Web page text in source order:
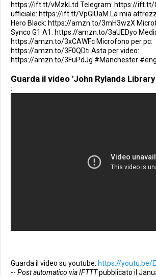
https://ift.tt/vMzkLtd Telegram: https://ift.tt/
ufficiale: https://ift.tt/VpGlUaM La mia
Hero Black: https://amzn.to/3mH3wzX
Synco G1 A1: https://amzn.to/3aUEDyo
https://amzn.to/3xCAWFc Microfono per pc:
https://amzn.to/3F0QDti Asta per video:
https://amzn.to/3FuPdJg #Manchester
Guarda il video 'John Rylands
:
Guarda il video su youtube: https://youtu.be/
-- Post automatico via IFTTTpubblicato il